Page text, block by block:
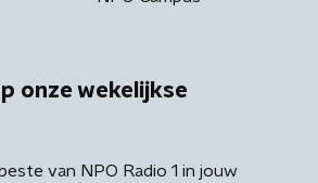
onze wekelijkse
van NPO Radio 1 in jouw